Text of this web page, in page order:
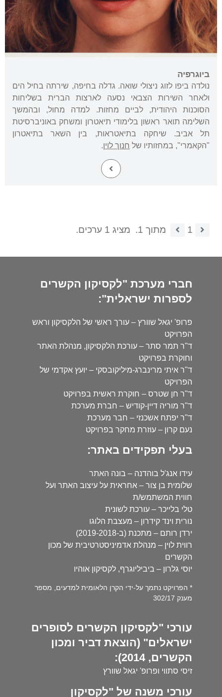
ביוגרפיה
נולדה ביפו לזוג ניצולי שואה. גדלה בחיפה, שירתה בחיל הים
ולאחר השירות הצבאי נסעה לארצות הברית בשליחות
הסוכנות היהודית, לביים מחזות. למדה מחול, ובהמשך
השלימה תואר ראשון בלימודי תיאטרון ומשחק באוניברסיטת
תל אביב. שיחקה בתיאטראות, בין השאר בתיאטרון
"הקאמרי", במחזותיו של חנוך לוין.
1 מתוך 1. מציג 1 ערכים.
חברי מערכת "לקסיקון הקשרים
לספרות ישראלית":
פרופ' יגאל שוורץ – עורך ראשי של הלקסיקון וראש
הפרויקט
ד"ר תמר סתר – עורכת הלקסיקון, מנהלת האתר
וחוקרת בפרויקט
ד"ר איתי מרינברג-מיליקובסקי – יועץ אקדמי של
הפרויקט
ד"ר חן שטרס – חוקרת ראשית בפרויקט
ד"ר מוריה דיין-קודיש – חברת מערכת
ד"ר יפתח אשכנזי – חבר מערכת
נעם קרון – עוזרת מחקר בפרויקט
בעלי תפקידים באתר:
עידו אנג'ל בוהדנה – בונה האתר
שלומית בן צור – אחראית על עיצוב האתר ועל
חווית המשתמש/ת
טלי בלייכר – עורכת לשונית
נורית וינד קידרון – מעצבת הלוגו
ירדן רותם – מתכנת (ב-2019-2018)
רווית לוין – מנהלת אדמיניסטרטיבית של מכון
הקשרים
יוסי גלרון – ביביליוגרף, לקסיקון אוהיו
* הפרויקט נתמך על-ידי הקרן הלאומית למדעים, מספר
מענק 302/17
עורכי "לקסיקון הקשרים לסופרים
ישראלים" (הוצאת דביר ומכון
הקשרים, 2014):
זיסי סתווי ופרופ' יגאל שוורץ
עורכי משנה של "לקסיקון